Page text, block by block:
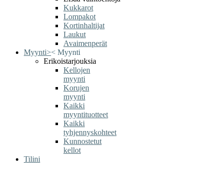
Kukkarot
Lompakot
Kortinhaltijat
Laukut
Avaimenperät
Myynti>< Myynti
Erikoistarjouksia
Kellojen
myynti
Korujen
myynti
Kaikki
myyntituotteet
Kaikki
tyhjennyskohteet
Kunnostetut
kellot
Tilini